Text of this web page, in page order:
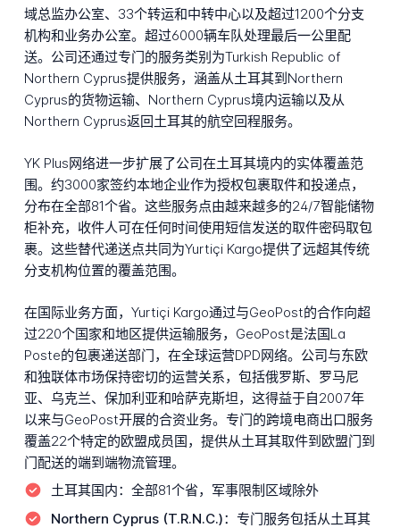
域总监办公室、33个转运和中转中心以及超过1200个分支
机构和业务办公室。超过6000辆车队处理最后一公里配
送。公司还通过专门的服务类别为Turkish Republic of
Northern Cyprus提供服务，涵盖从土耳其到Northern
Cyprus的货物运输、Northern Cyprus境内运输以及从
Northern Cyprus返回土耳其的航空回程服务。
YK Plus网络进一步扩展了公司在土耳其境内的实体覆盖范
围。约3000家签约本地企业作为授权包裹取件和投递点，
分布在全部81个省。这些服务点由越来越多的24/7智能储物
柜补充，收件人可在任何时间使用短信发送的取件密码取包
裹。这些替代递送点共同为Yurtiçi Kargo提供了远超其传统
分支机构位置的覆盖范围。
在国际业务方面，Yurtiçi Kargo通过与GeoPost的合作向超
过220个国家和地区提供运输服务，GeoPost是法国La
Poste的包裹递送部门，在全球运营DPD网络。公司与东欧
和独联体市场保持密切的运营关系，包括俄罗斯、罗马尼
亚、乌克兰、保加利亚和哈萨克斯坦，这得益于自2007年
以来与GeoPost开展的合资业务。专门的跨境电商出口服务
覆盖22个特定的欧盟成员国，提供从土耳其取件到欧盟门到
门配送的端到端物流管理。
土耳其国内： 全部81个省，军事限制区域除外
Northern Cyprus (T.R.N.C.)： 专门服务包括从土耳其